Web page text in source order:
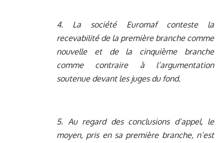
4. La société Euromaf conteste la
recevabilité de la première branche comme
nouvelle et de la cinquième branche
comme contraire à l’argumentation
soutenue devant les juges du fond.
5. Au regard des conclusions d’appel, le
moyen, pris en sa première branche, n’est